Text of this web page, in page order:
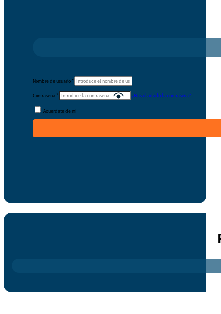
Nombre de usuario *
Contraseña * ¿Has olvidado la contraseña?
Acuérdate de mí